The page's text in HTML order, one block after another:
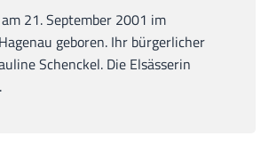
21. September 2001 im
geboren. Ihr bürgerlicher
Schenckel. Die Elsässerin